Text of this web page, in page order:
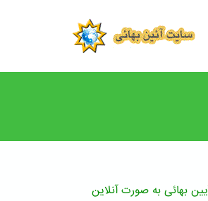
بهائی به صورت آنلاین